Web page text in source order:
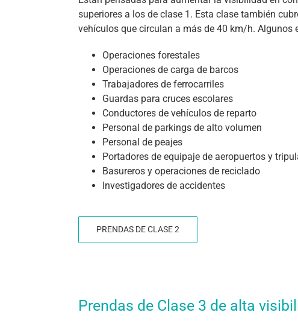
superiores a los de clase 1. Esta clase también
vehículos que circulan a más de 40 km/h. Algunos
Operaciones forestales
Operaciones de carga de barcos
Trabajadores de ferrocarriles
Guardas para cruces escolares
Conductores de vehículos de reparto
Personal de parkings de alto volumen
Personal de peajes
Portadores de equipaje de aeropuertos y
Basureros y operaciones de reciclado
Investigadores de accidentes
PRENDAS DE CLASE 2
Prendas de Clase 3 de alta